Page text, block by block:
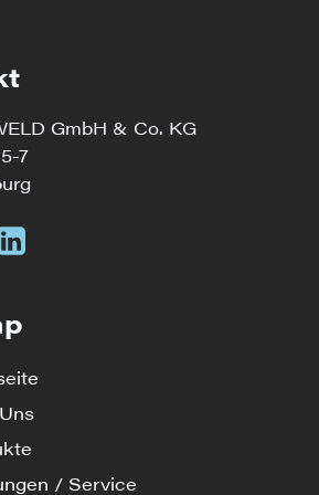
GmbH & Co. KG
7
/ Service